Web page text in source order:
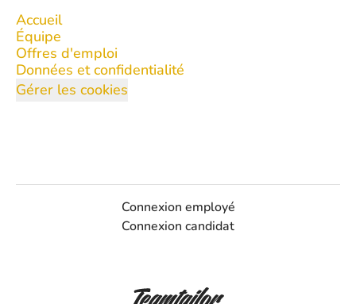
Accueil
Équipe
Offres d'emploi
Données et confidentialité
Gérer les cookies
Connexion employé
Connexion candidat